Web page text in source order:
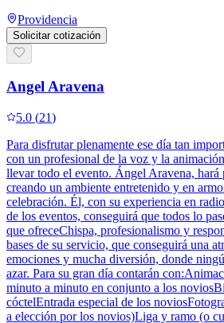
Providencia
Solicitar cotización
Angel Aravena
5.0 (21)
Para disfrutar plenamente ese día tan
con un profesional de la voz y la
llevar todo el evento. Ángel Aravena, hará
creando un ambiente entretenido y en
celebración. Él, con su experiencia en
de los eventos, conseguirá que todos lo
que ofreceChispa, profesionalismo y
bases de su servicio, que conseguirá una
emociones y mucha diversión, donde
azar. Para su gran día contarán
minuto a minuto en conjunto a los
cóctelEntrada especial de los
a elección por los novios)Liga y ramo (o